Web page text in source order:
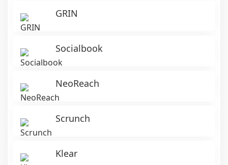
GRIN
Socialbook
NeoReach
Scrunch
Klear